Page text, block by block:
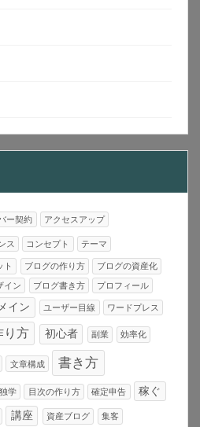
ー契約 アクセスアップ
ス コンセプト テーマ
ト ブログの作り方 ブログの資産化
イン ブログ書き方 プロフィール
イン ユーザー目線 ワードプレス
り方 初心者 副業 効率化
文章構成 書き方
独学 目次の作り方 確定申告 稼ぐ
講座 資産ブログ 集客